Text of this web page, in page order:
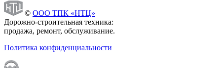
© ООО ТПК «НТЦ»
Дорожно-строительная техника:
продажа, ремонт, обслуживание.
Политика конфиденциальности